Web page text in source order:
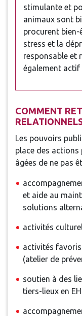
stimulante et
animaux sont
procurent
stress et la
responsable et
également actif
COMMENT
Les pouvoirs
place des actions
âgées de ne pas
et aide au
solutions
activités
activités
(atelier de
soutien à des
tiers-lieux en